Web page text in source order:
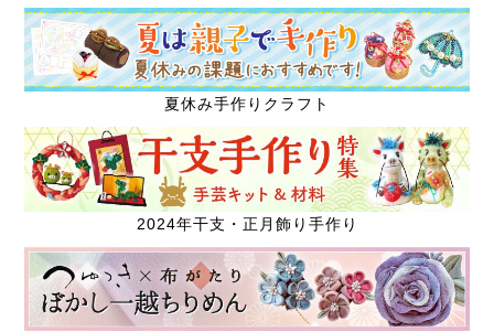
夏休み手作りクラフト
2024年干支・正月飾り手作り